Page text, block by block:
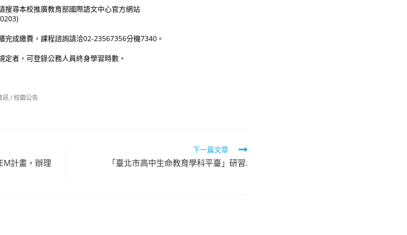
搜尋本校推廣教育部國際語文中心官方網站
完成繳費，課程諮詢請洽02-23567356分機7340。
者，可登錄公務人員終身學習時數。
訊/校園公告
計畫，辦理
下一篇文章
「臺北市高中生命教育學科平臺」研習.